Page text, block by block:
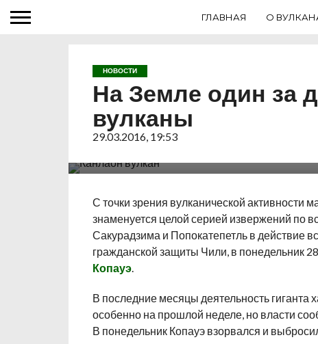
ГЛАВНАЯ О
НОВОСТИ
На Земле один за
вулканы
29.03.2016, 19:53
После извержений, произошедших в
Сакурадзиме и Попокатепетле, на Земле
С точки зрения вулканической
знаменуется целой серией извержений по
Сакурадзима и Попокатепетль в действие
гражданской защиты Чили, в понедельник
Копауэ.
В последние месяцы деятельность
особенно на прошлой неделе, но власти
В понедельник Копауэ взорвался и